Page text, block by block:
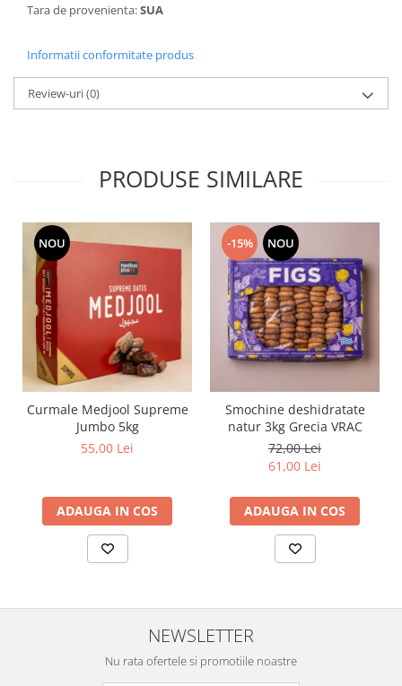
Tara de provenienta:SUA
Informatii conformitate produs
Review-uri(0)
PRODUSE SIMILARE
NOU
Curmale Medjool Supreme
Jumbo 5kg
55,00 Lei
ADAUGA IN COS
-15% NOU
Smochine deshidratate
natur 3kg Grecia VRAC
72,00 Lei
61,00 Lei
ADAUGA IN COS
NEWSLETTER
Nu rata ofertele si promotiile noastre